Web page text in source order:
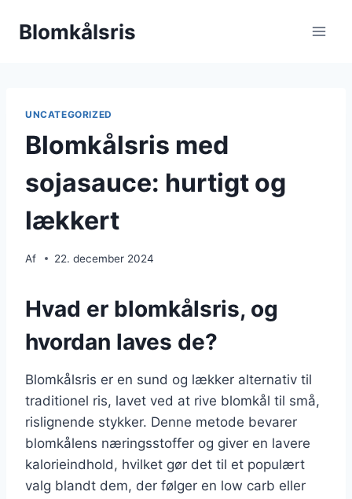
Blomkålsris
UNCATEGORIZED
Blomkålsris med
sojasauce: hurtigt og
lækkert
Af 22. december 2024
Hvad er blomkålsris, og
hvordan laves de?
Blomkålsris er en sund og lækker alternativ til
traditionel ris, lavet ved at rive blomkål til små,
rislignende stykker. Denne metode bevarer
blomkålens næringsstoffer og giver en lavere
kalorieindhold, hvilket gør det til et populært
valg blandt dem, der følger en low carb eller